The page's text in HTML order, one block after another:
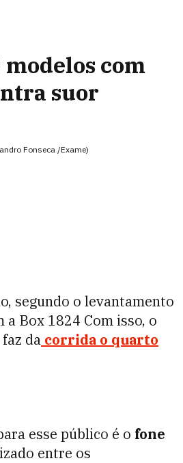
com
suor
Fonseca /Exame)
segundo o levantamento
Box 1824 Com isso, o
da corrida o quarto
esse público é o fone
entre os